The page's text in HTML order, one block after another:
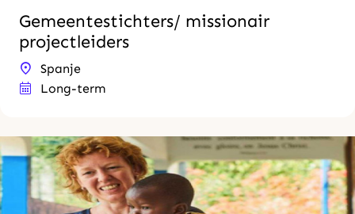
Gemeentestichters/ missionair
projectleiders
Spanje
Long-term